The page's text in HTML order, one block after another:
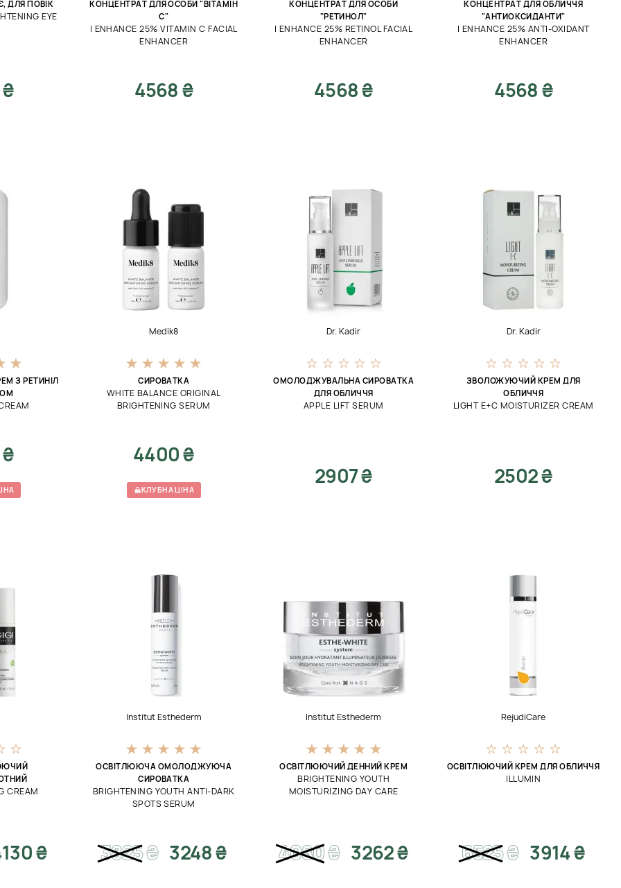
ДЛЯ ПОВІК
EYE
КОНЦЕНТРАТ ДЛЯ ОСОБИ "ВІТАМІН
С"
I ENHANCE 25% VITAMIN C FACIAL
ENHANCER
4568 ₴
КОНЦЕНТРАТ ДЛЯ ОСОБИ
"РЕТИНОЛ"
I ENHANCE 25% RETINOL FACIAL
ENHANCER
4568 ₴
КОНЦЕНТРАТ ДЛЯ ОБЛИЧЧЯ
"АНТИОКСИДАНТИ"
I ENHANCE 25% ANTI-OXIDANT
ENHANCER
4568 ₴
З РЕТИНІЛ
Medik8
СИРОВАТКА
WHITE BALANCE ORIGINAL
BRIGHTENING SERUM
4400 ₴
КЛУБНА ЦІНА
Dr. Kadir
ОМОЛОДЖУВАЛЬНА СИРОВАТКА
ДЛЯ ОБЛИЧЧЯ
APPLE LIFT SERUM
2907 ₴
Dr. Kadir
ЗВОЛОЖУЮЧИЙ КРЕМ ДЛЯ
ОБЛИЧЧЯ
LIGHT E+C MOISTURIZER CREAM
2502 ₴
CREAM
₴
Institut Esthederm
ОСВІТЛЮЮЧА ОМОЛОДЖУЮЧА
СИРОВАТКА
BRIGHTENING YOUTH ANTI-DARK
SPOTS SERUM
3825₴ 3248 ₴
Institut Esthederm
ОСВІТЛЮЮЧИЙ ДЕННИЙ КРЕМ
BRIGHTENING YOUTH
MOISTURIZING DAY CARE
4080₴ 3262 ₴
RejudiCare
ОСВІТЛЮЮЧИЙ КРЕМ ДЛЯ ОБЛИЧЧЯ
ILLUMIN
6525₴ 3914 ₴